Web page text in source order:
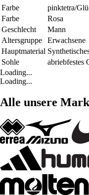
Farbe
pinktetra/
Farbe
Rosa
Geschlecht
Mann
Altersgruppe
Erwachsene
Hauptmaterial
Sohle
abriebfestes
Loading...
Loading...
Alle unsere